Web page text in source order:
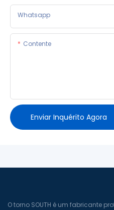
Whatsapp
Contente
Enviar Inquérito Agora
O torno SOUTH é um fabricante